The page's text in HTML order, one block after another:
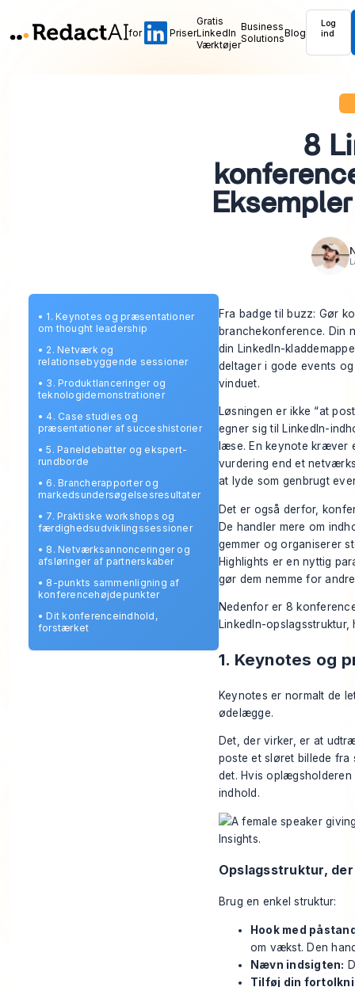
for Priser
Gratis
LinkedIn
Værktøjer
Business
SolutionsBlog
Log
ind
8
• 1. Keynotes og præsentationer
om thought leadership
• 2. Netværk og
relationsebyggende sessioner
• 3. Produktlanceringer og
teknologidemonstrationer
• 4. Case studies og
præsentationer af succeshistorier
•5. Paneldebatter og ekspert-
rundborde
• 6. Brancherapporter og
markedsundersøgelsesresultater
• 7. Praktiske workshops og
færdighedsudviklingssessioner
• 8. Netværksannonceringer og
afsløringer af partnerskaber
• 8-punkts sammenligning af
konferencehøjdepunkter
• Dit konferenceindhold,
forstærket
Fra badge til buzz: Gør
branchekonference. Din
din LinkedIn-
deltager i gode events
vinduet.
Løsningen er ikke “at
egner sig til LinkedIn-
læse. En keynote kræver
vurdering end et
at lyde som genbrugt
Det er også derfor,
De handler mere om
gemmer og organiserer
Highlights er en nyttig
gør dem nemme for
Nedenfor er 8
LinkedIn-
1. Keynotes og
Keynotes er normalt de
ødelægge.
Det, der virker, er at
poste et sløret billede fra
det. Hvis
indhold.
Opslagsstruktur,
Brug en enkel struktur:
Hook med
om vækst. Den
Nævn indsigten:
Tilføj din